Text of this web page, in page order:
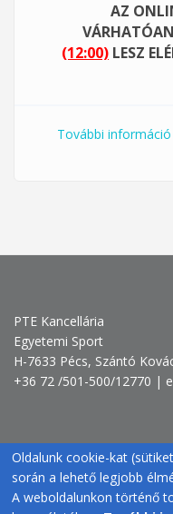
AZ
VÁRHATÓAN
(12:00) LESZ
További információ
PTE Kancellária
Egyetemi Sport
H-7633 Pécs, Szántó
+36 72 /501-500/12770 |
Oldalunk cookie-kat
során a lehető legjobb
A weboldalunkon történő